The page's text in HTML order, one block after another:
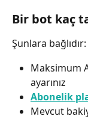
Bir bot kaç
Şunlara bağlıdır:
Maksimum
ayarınız
Abonelik
Mevcut